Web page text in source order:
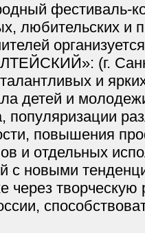
фестиваль-
любительских и
(г.
и
детей и
популяризации
повышения
и отдельных
с новыми
через